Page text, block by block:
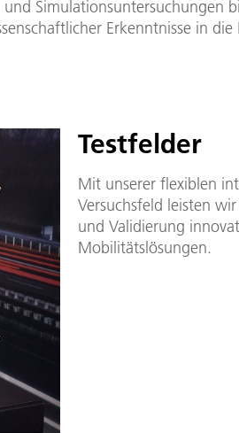
Simulationsuntersuchungen
Erkenntnisse in die
Testfelder
Mit unserer flexiblen
Versuchsfeld leisten
und Validierung
Mobilitätslösungen.